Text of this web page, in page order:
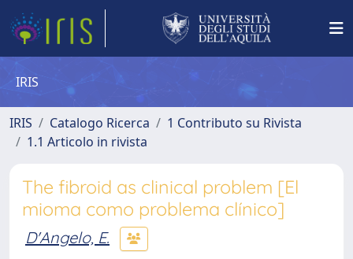
IRIS
IRIS Catalogo Ricerca
1 Contributo su Rivista
1.1 Articolo in rivista
The fibroid as clinical problem [El
mioma como problema clínico]
D'Angelo, E.